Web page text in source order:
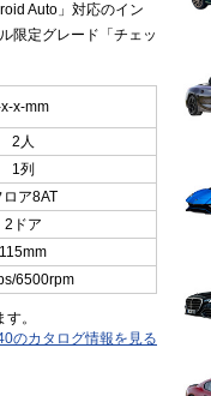
Auto」対応のイン
限定グレード「チェッ
x-mm
2人
1列
ロア8AT
2ドア
115mm
6500rpm
。
のカタログ情報を見る